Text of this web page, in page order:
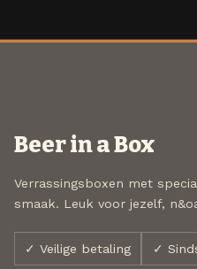
Beer in a Box
Verrassingsboxen met
smaak. Leuk voor jezelf,
✓ Veilige betaling ✓